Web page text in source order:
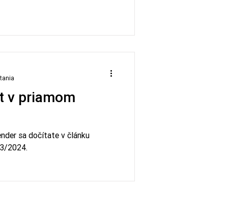
v priamom
sa dočítate v článku
2024.